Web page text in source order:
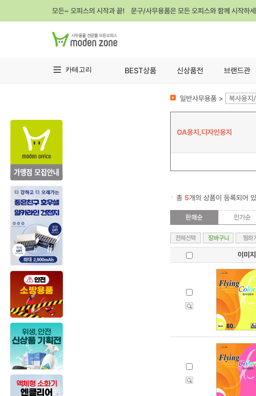
모든~ 오피스의 시작과 끝! 문구/사무용품은 모든 오피스와 함께 시작하
카테고리 BEST상품 신상품전 브랜드관
일반사무용품 > 복사용지
OA용지,디자인용지
총 5개의 상품이 등록되어
이미지